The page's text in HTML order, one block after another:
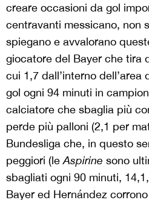
creare occasioni da gol
centravanti messicano, non
spiegano e avvalorano
giocatore del Bayer che tira
cui 1,7 dall’interno dell’area
gol ogni 94 minuti in
calciatore che sbaglia più
perde più palloni (2,1 per
Bundesliga che, in questo
peggiori (leAspirine sono
sbagliati ogni 90 minuti,
Bayer ed Hernández